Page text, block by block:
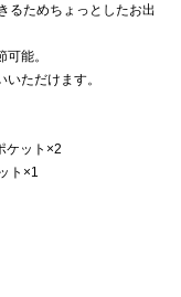
るためちょっとしたお出
能。
ただけます。
ケット×2
ト×1